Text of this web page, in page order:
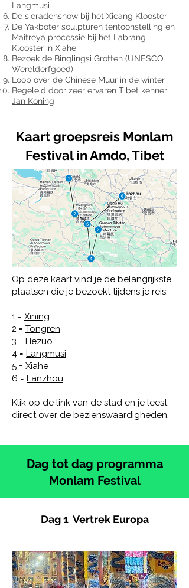
Langmusi
De sieradenshow bij het Xicang Klooster
De Yakboter sculpturen tentoonstelling en
Maitreya processie bij het Labrang
Klooster in Xiahe
Bezoek de Binglingsi Grotten (UNESCO
Werelderfgoed)
Loop over de Chinese Muur in de winter
Begeleid door zeer ervaren Tibet kenner
Jan Koning
Kaart groepsreis Monlam
Festival in Amdo, Tibet
Op deze kaart vind je de belangrijkste
plaatsen die je bezoekt tijdens je reis:
1 = Xining
2 = Tongren
3 = Hezuo
4 = Langmusi
5 = Xiahe
6 = Lanzhou
Klik op de link van de stad en je leest
direct over de bezienswaardigheden.
Dag tot dag programma
Monlam Festival
Dag 1 Vertrek Europa